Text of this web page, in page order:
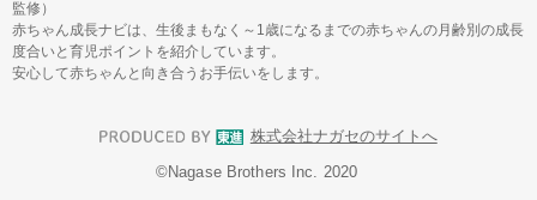
監修）
赤ちゃん成長ナビは、生後まもなく～1歳になるまでの赤ちゃんの月齢別の成長
度合いと育児ポイントを紹介しています。
安心して赤ちゃんと向き合うお手伝いをします。
株式会社ナガセのサイトへ
©︎Nagase Brothers Inc. 2020